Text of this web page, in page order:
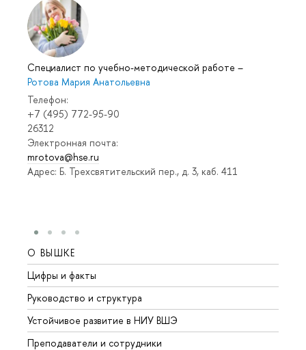
Специалист по учебно-методической работе –
Ротова Мария Анатольевна
Телефон:
+7 (495) 772-95-90
26312
Электронная почта:
mrotova@hse.ru
Адрес: Б. Трехсвятительский пер., д. 3, каб. 411
О ВЫШКЕ
Цифры и факты
Руководство и структура
Устойчивое развитие в НИУ ВШЭ
Преподаватели и сотрудники